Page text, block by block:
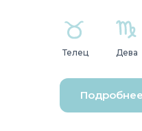
Телец Дева